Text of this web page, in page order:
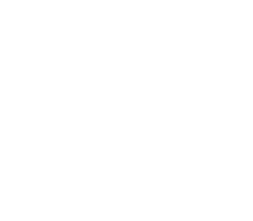
ระกันสังคมกันเท่าไร?